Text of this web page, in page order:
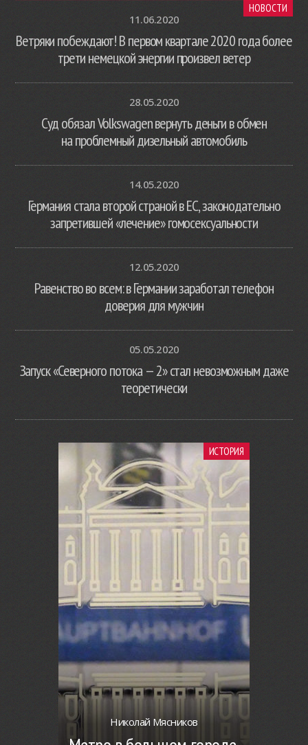
НОВОСТИ
11.06.2020
Ветряки побеждают! В первом квартале 2020 года более
трети немецкой энергии произвел ветер
28.05.2020
Суд обязал Volkswagen вернуть деньги в обмен
на проблемный дизельный автомобиль
14.05.2020
Германия стала второй страной в ЕС, законодательно
запретившей «лечение» гомосексуальности
12.05.2020
Равенство во всем: в Германии заработал телефон
доверия для мужчин
05.05.2020
Запуск «Северного потока — 2» стал невозможным даже
теоретически
ИСТОРИЯ
Николай Мясников